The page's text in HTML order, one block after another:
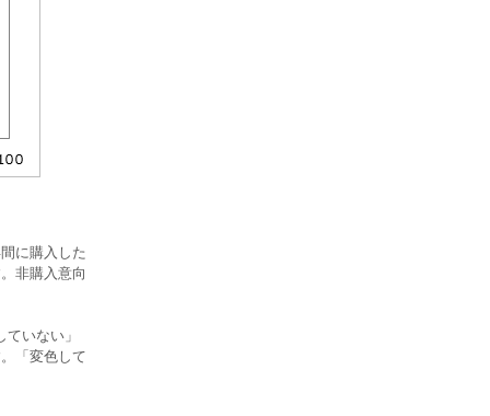
に購入した
非購入意向
いない」
「変色して